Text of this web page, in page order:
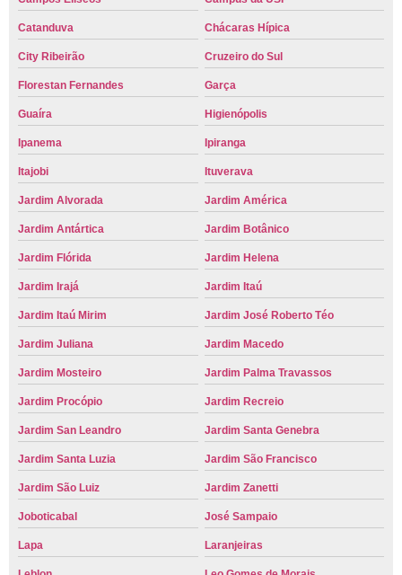
Catanduva Chácaras Hípica
City Ribeirão Cruzeiro do Sul
Florestan Fernandes Garça
Guaíra Higienópolis
Ipanema Ipiranga
Itajobi Ituverava
Jardim Alvorada Jardim América
Jardim Antártica Jardim Botânico
Jardim Flórida Jardim Helena
Jardim Irajá Jardim Itaú
Jardim Itaú Mirim Jardim José Roberto Téo
Jardim Juliana Jardim Macedo
Jardim Mosteiro Jardim Palma Travassos
Jardim Procópio Jardim Recreio
Jardim San Leandro Jardim Santa Genebra
Jardim Santa Luzia Jardim São Francisco
Jardim São Luiz Jardim Zanetti
Joboticabal José Sampaio
Lapa Laranjeiras